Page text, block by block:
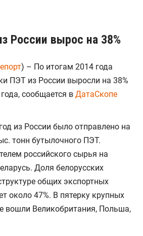
России вырос на 38%
) – По итогам 2014 года
ПЭТ из России выросли на 38%
сообщается в ДатаСкопе
из России было отправлено на
тонн бутылочного ПЭТ.
российского сырья на
Доля белорусских
общих экспортных
около 47%. В пятерку крупных
вошли Великобритания, Польша,